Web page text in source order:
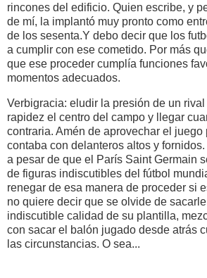
rincones del edificio. Quien escribe, y
de mí, la implantó muy pronto como
de los sesenta.Y debo decir que los
a cumplir con ese cometido. Por más
que ese proceder cumplía funciones
momentos adecuados.
Verbigracia: eludir la presión de un
rapidez el centro del campo y llegar
contraria. Amén de aprovechar el
contaba con delanteros altos y
a pesar de que el París Saint Germain
de figuras indiscutibles del fútbol
renegar de esa manera de proceder si
no quiere decir que se olvide de
indiscutible calidad de su plantilla,
con sacar el balón jugado desde atrás
las circunstancias. O sea...